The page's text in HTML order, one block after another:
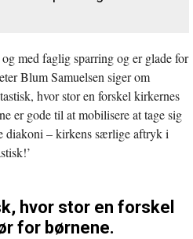
med faglig sparring og er glade for
Blum Samuelsen siger om
hvor stor en forskel kirkernes
er gode til at mobilisere at tage sig
diakoni – kirkens særlige aftryk i
hvor stor en forskel
for børnene.